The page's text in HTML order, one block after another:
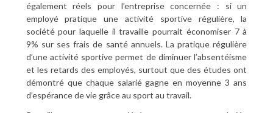
également réels pour l’entreprise concernée : si un
employé pratique une activité sportive régulière, la
société pour laquelle il travaille pourrait économiser 7 à
9% sur ses frais de santé annuels. La pratique régulière
d’une activité sportive permet de diminuer l’absentéisme
et les retards des employés, surtout que des études ont
démontré que chaque salarié gagne en moyenne 3 ans
d’espérance de vie grâce au sport au travail.